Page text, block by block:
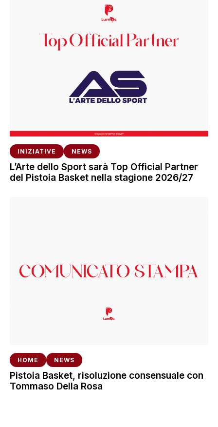
INIZIATIVE NEWS
L’Arte dello Sport sarà Top Official Partner
del Pistoia Basket nella stagione 2026/27
HOME NEWS
Pistoia Basket, risoluzione consensuale con
Tommaso Della Rosa